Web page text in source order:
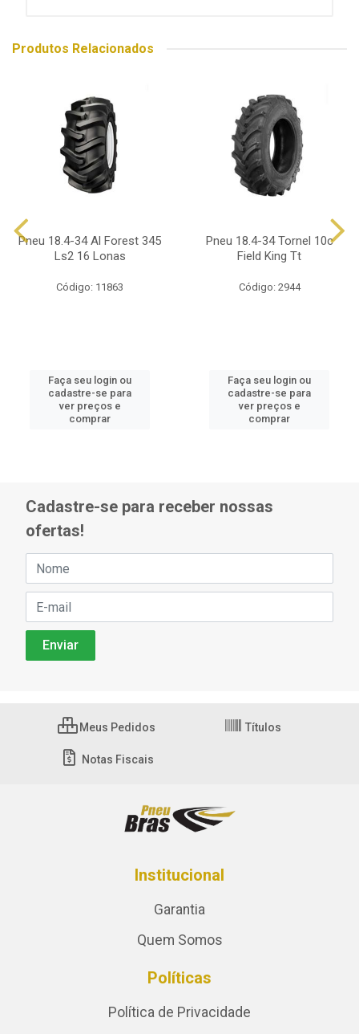
Produtos Relacionados
Pneu 18.4-34 Al Forest 345
Ls2 16 Lonas
Código: 11863
Faça seu login ou
cadastre-se para
ver preços e
comprar
Pneu 18.4-34 Tornel 10c
Field King Tt
Código: 2944
Faça seu login ou
cadastre-se para
ver preços e
comprar
Cadastre-se para receber nossas
ofertas!
Meus Pedidos Títulos
Notas Fiscais
Institucional
Garantia
Quem Somos
Políticas
Política de Privacidade